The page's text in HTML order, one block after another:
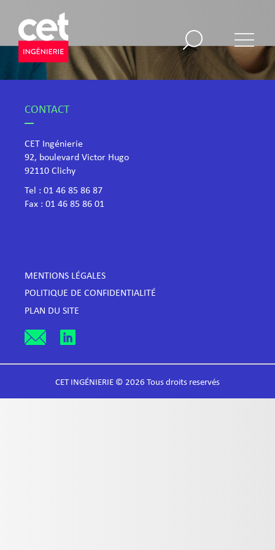
CONTACT
CET Ingénierie
92, boulevard Victor Hugo
​92110 Clichy
Tel : 01 46 85 86 87
Fax : 01 46 85 86 01
MENTIONS LÉGALES
POLITIQUE DE CONFIDENTIALITÉ
PLAN DU SITE
CET INGÉNIERIE © 2026 Tous droits reservés